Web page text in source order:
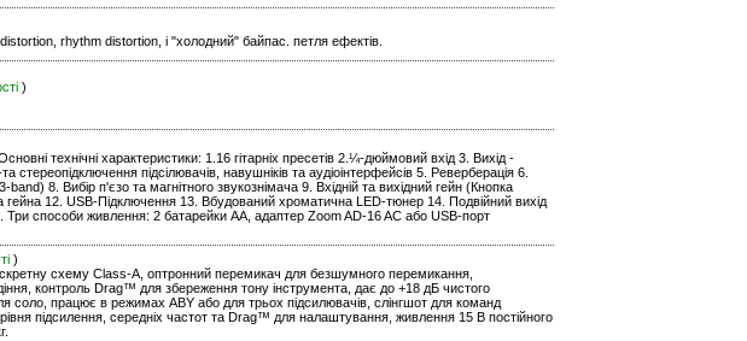
rhythm distortion, і "холодний" байпас. петля ефектів.
)
технічні характеристики: 1.16 гітарніх пресетів 2.¼-дюймовий вхід 3. Вихід -
підсілювачів, навушніків та аудіоінтерфейсів 5. Реверберація 6.
8. Вибір п'єзо та магнітного звукознімача 9. Вхідній та вихідний гейн (Кнопка
гейна 12. USB-Підключення 13. Вбудований хроматична LED-тюнер 14. Подвійний вихід
Три способи живлення: 2 батарейки АА, адаптер Zoom AD-16 AC або USB-порт
)
схему Class-A, оптронний перемикач для безшумного перемикання,
контроль Drag™ для збереження тону інструмента, дає до +18 дБ чистого
соло, працює в режимах ABY або для трьох підсилювачів, слінгшот для команд
підсилення, середніх частот та Drag™ для налаштування, живлення 15 В постійного